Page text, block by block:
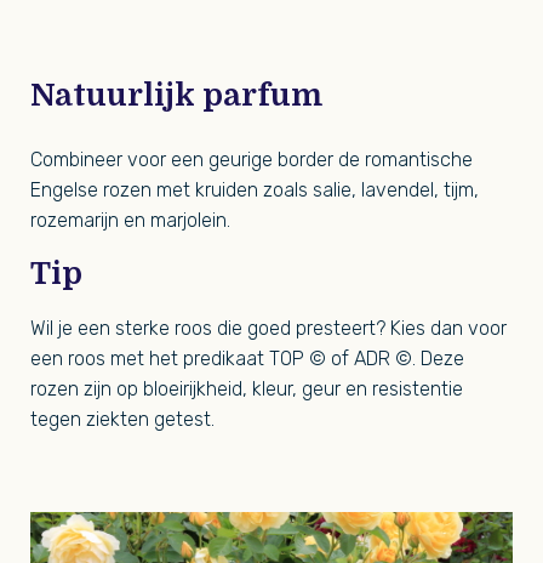
Natuurlijk parfum
Combineer voor een geurige border de romantische
Engelse rozen met kruiden zoals salie, lavendel, tijm,
rozemarijn en marjolein.
Tip
Wil je een sterke roos die goed presteert? Kies dan voor
een roos met het predikaat TOP © of ADR ©. Deze
rozen zijn op bloeirijkheid, kleur, geur en resistentie
tegen ziekten getest.